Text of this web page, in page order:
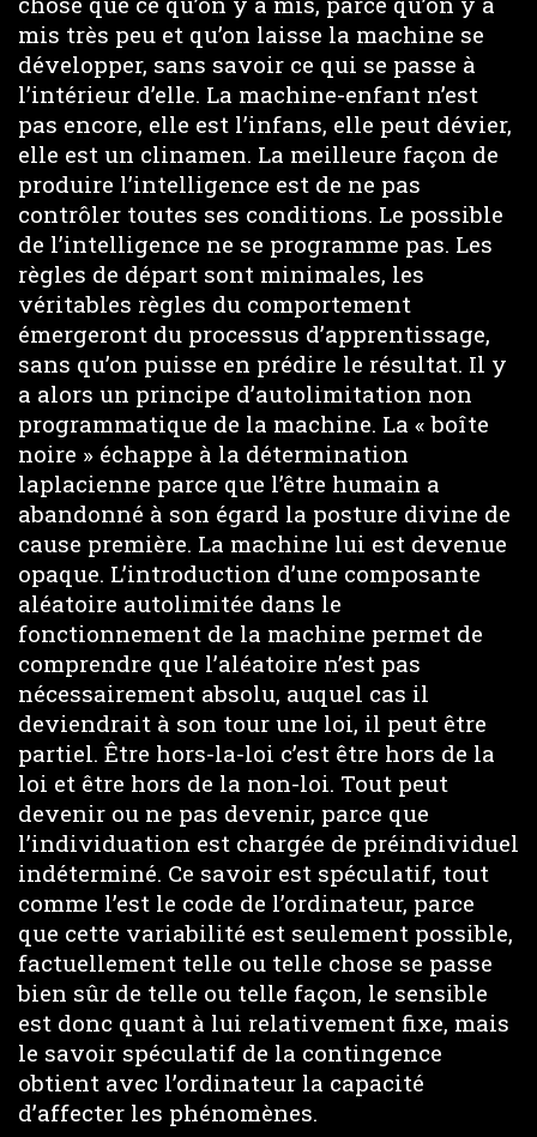
mis très peu et qu’on laisse la machine se
développer, sans savoir ce qui se passe à
l’intérieur d’elle. La machine-enfant n’est
pas encore, elle est l’infans, elle peut dévier,
elle est un clinamen. La meilleure façon de
produire l’intelligence est de ne pas
contrôler toutes ses conditions. Le possible
de l’intelligence ne se programme pas. Les
règles de départ sont minimales, les
véritables règles du comportement
émergeront du processus d’apprentissage,
sans qu’on puisse en prédire le résultat. Il y
a alors un principe d’autolimitation non
programmatique de la machine. La « boîte
noire » échappe à la détermination
laplacienne parce que l’être humain a
abandonné à son égard la posture divine de
cause première. La machine lui est devenue
opaque. L’introduction d’une composante
aléatoire autolimitée dans le
fonctionnement de la machine permet de
comprendre que l’aléatoire n’est pas
nécessairement absolu, auquel cas il
deviendrait à son tour une loi, il peut être
partiel. Être hors-la-loi c’est être hors de la
loi et être hors de la non-loi. Tout peut
devenir ou ne pas devenir, parce que
l’individuation est chargée de préindividuel
indéterminé. Ce savoir est spéculatif, tout
comme l’est le code de l’ordinateur, parce
que cette variabilité est seulement possible,
factuellement telle ou telle chose se passe
bien sûr de telle ou telle façon, le sensible
est donc quant à lui relativement fixe, mais
le savoir spéculatif de la contingence
obtient avec l’ordinateur la capacité
d’affecter les phénomènes.